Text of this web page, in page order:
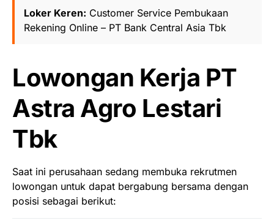
Loker Keren: Customer Service Pembukaan
Rekening Online – PT Bank Central Asia Tbk
Lowongan Kerja PT
Astra Agro Lestari
Tbk
Saat ini perusahaan sedang membuka rekrutmen
lowongan untuk dapat bergabung bersama dengan
posisi sebagai berikut: